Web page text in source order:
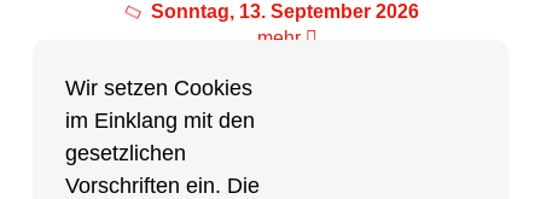
Wir setzen Cookies
im Einklang mit den
gesetzlichen
Vorschriften ein. Die
Sonntag, 13. September 2026
mehr
Partner des Breitensports